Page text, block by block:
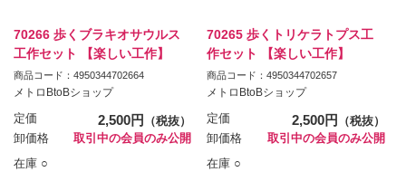
70266 歩くブラキオサウルス
工作セット 【楽しい工作】
商品コード：4950344702664
メトロBtoBショップ
定価 2,500円
（税抜）
卸価格
取引中の会員のみ公開
在庫 ○
70265 歩くトリケラトプス工
作セット 【楽しい工作】
商品コード：4950344702657
メトロBtoBショップ
定価 2,500円
（税抜）
卸価格
取引中の会員のみ公開
在庫 ○